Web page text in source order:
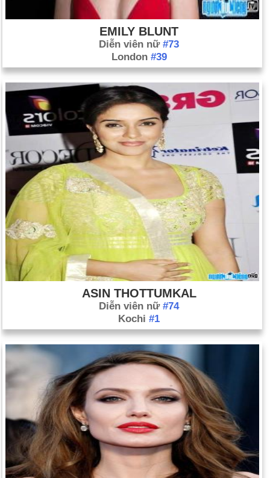
thành Giáo hoàng Benedict XVI.
EMILY BLUNT
Diễn viên nữ #73
London #39
ASIN THOTTUMKAL
Diễn viên nữ #74
Kochi #1